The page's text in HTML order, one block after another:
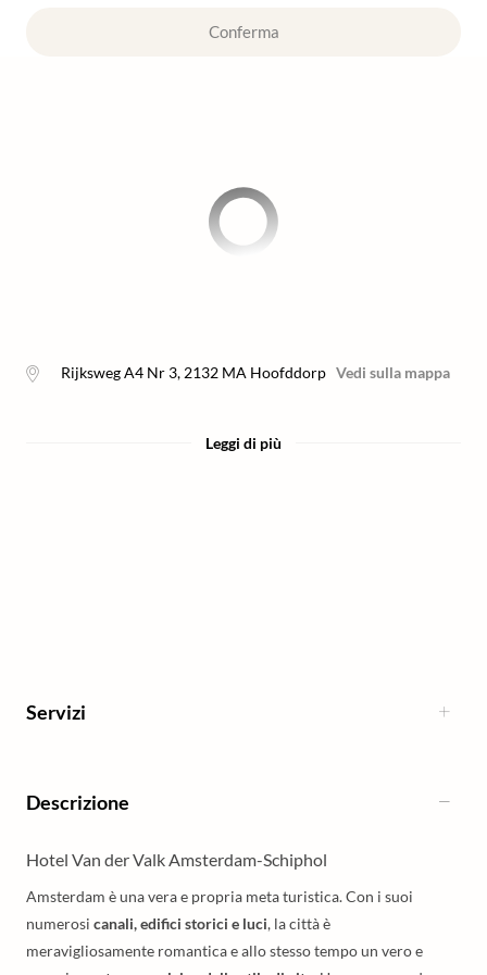
Conferma
Rijksweg A4 Nr 3, 2132 MA Hoofddorp Vedi sulla mappa
Leggi di più
Servizi
Descrizione
Hotel Van der Valk Amsterdam-Schiphol
Amsterdam è una vera e propria meta turistica. Con i suoi
numerosi canali, edifici storici e luci, la città è
meravigliosamente romantica e allo stesso tempo un vero e